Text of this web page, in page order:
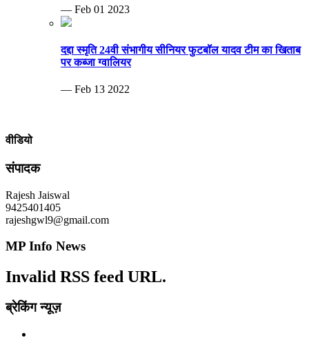
— Feb 01 2023
दद्दा स्मृति 24वी संभागीय सीनियर फुटबॉल यादव टीम का खिताब
पर कब्जा ग्वालियर
— Feb 13 2022
वीडियो
संपादक
Rajesh Jaiswal
9425401405
rajeshgwl9@gmail.com
MP Info News
Invalid RSS feed URL.
ब्रेकिंग न्यूज़